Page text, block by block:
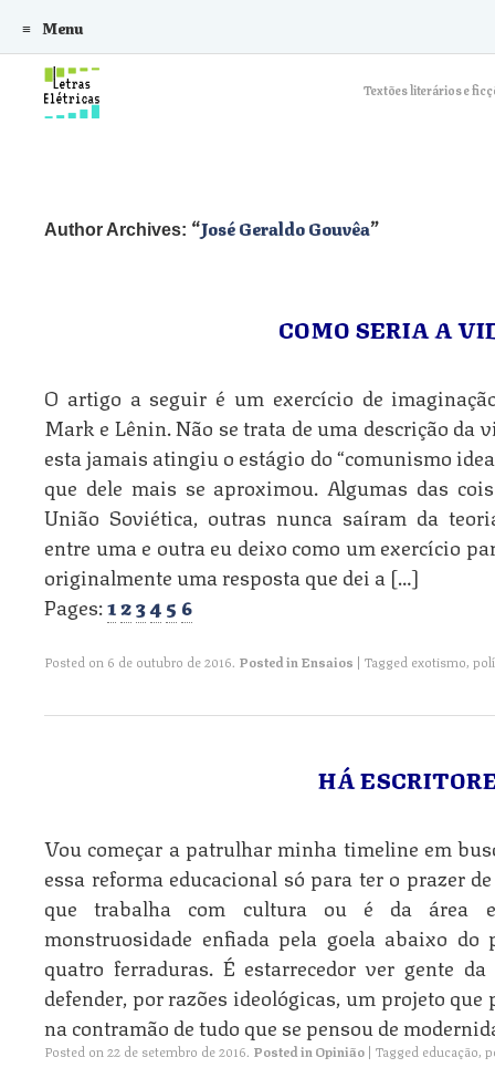
Textões literários e
Menu
Skip to content
Author Archives: José Geraldo Gouvêa
COMO SERIA A
O artigo a seguir é um exercício de
Mark e Lênin. Não se trata de uma descrição da
esta jamais atingiu o estágio do “comunismo
que dele mais se aproximou. Algumas das
União Soviética, outras nunca saíram da
entre uma e outra eu deixo como um exercício
originalmente uma resposta que dei a […]
Pages:12345 6
Posted on 6 de outubro de 2016. Posted in Ensaios | Tagged exotismo,
HÁ
Vou começar a patrulhar minha timeline em
essa reforma educacional só para ter o prazer
que trabalha com cultura ou é da área
monstruosidade enfiada pela goela abaixo do
quatro ferraduras. É estarrecedor ver gente
defender, por razões ideológicas, um projeto
na contramão de tudo que se pensou de
Posted on22 de setembro de 2016. Posted inOpinião | Tagged educação,